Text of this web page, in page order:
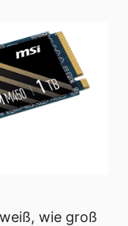
wie groß